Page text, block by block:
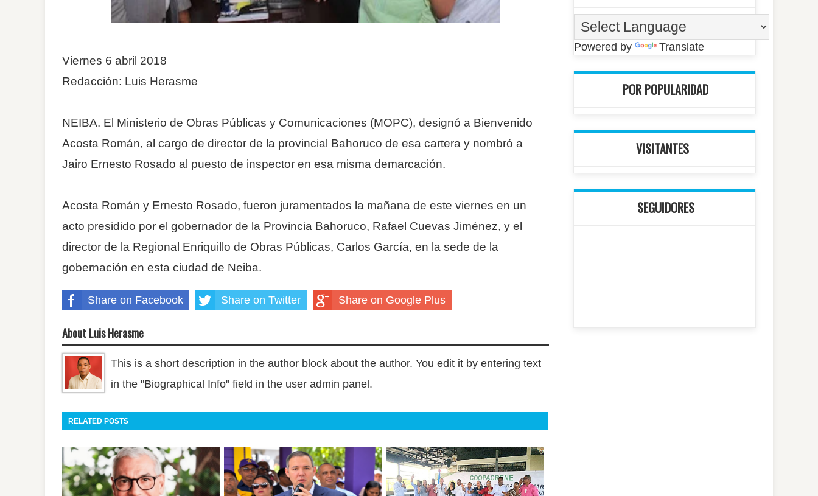
Viernes 6 abril 2018
Redacción: Luis Herasme
NEIBA. El Ministerio de Obras Públicas y Comunicaciones (MOPC), designó a Bienvenido
Acosta Román, al cargo de director de la provincial Bahoruco de esa cartera y nombró a
Jairo Ernesto Rosado al puesto de inspector en esa misma demarcación.
Acosta Román y Ernesto Rosado, fueron juramentados la mañana de este viernes en un
acto presidido por el gobernador de la Provincia Bahoruco, Rafael Cuevas Jiménez, y el
director de la Regional Enriquillo de Obras Públicas, Carlos García, en la sede de la
gobernación en esta ciudad de Neiba.
Share on Facebook Share on Twitter Share on Google Plus
About Luis Herasme
This is a short description in the author block about the author. You edit it by entering text
in the "Biographical Info" field in the user admin panel.
RELATED POSTS
Powered by Translate
POR POPULARIDAD
VISITANTES
SEGUIDORES